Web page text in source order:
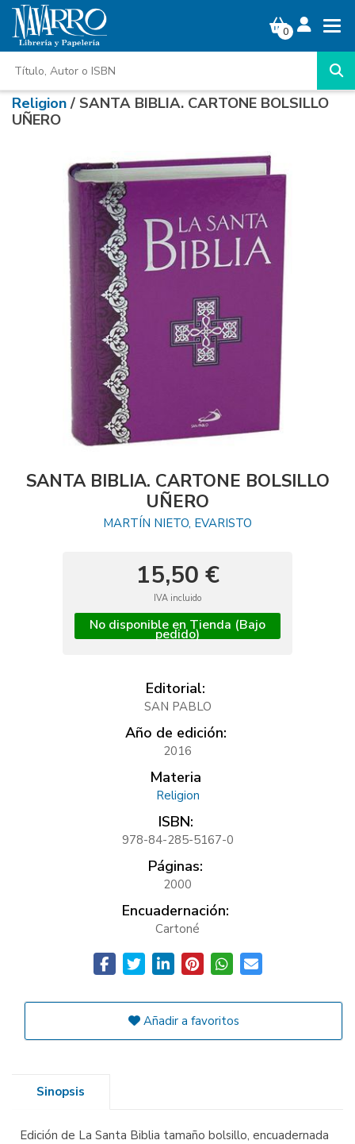
0
Religion/ SANTA BIBLIA. CARTONE BOLSILLO
UÑERO
SANTA BIBLIA. CARTONE BOLSILLO
UÑERO
MARTÍN NIETO, EVARISTO
15,50 €
IVA incluido
No disponible en Tienda (Bajo
pedido)
Editorial:
SAN PABLO
Año de edición:
2016
Materia
Religion
ISBN:
978-84-285-5167-0
Páginas:
2000
Encuadernación:
Cartoné
Añadir a favoritos
Sinopsis
Edición de La Santa Biblia tamaño bolsillo, encuadernada